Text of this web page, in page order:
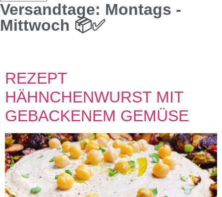
Versandtage: Montags -
Mittwoch 📦✅
REZEPT
HÄHNCHENWURST MIT
GEBACKENEM GEMÜSE